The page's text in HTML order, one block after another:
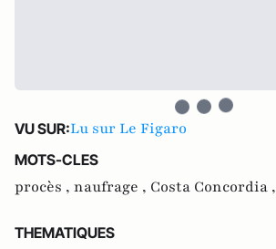
VU SUR:Lu sur Le Figaro
MOTS-CLES
procès , naufrage , Costa Concordia ,
THEMATIQUES